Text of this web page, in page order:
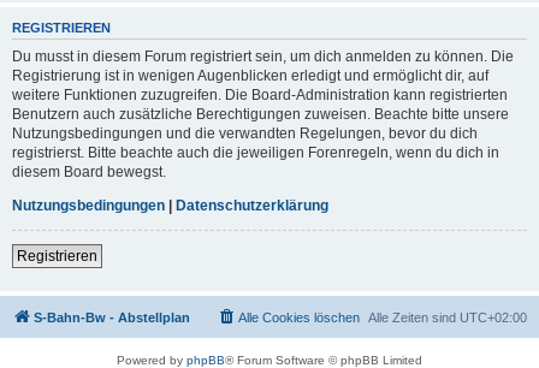
REGISTRIEREN
Du musst in diesem Forum registriert sein, um dich anmelden zu können. Die
Registrierung ist in wenigen Augenblicken erledigt und ermöglicht dir, auf
weitere Funktionen zuzugreifen. Die Board-Administration kann registrierten
Benutzern auch zusätzliche Berechtigungen zuweisen. Beachte bitte unsere
Nutzungsbedingungen und die verwandten Regelungen, bevor du dich
registrierst. Bitte beachte auch die jeweiligen Forenregeln, wenn du dich in
diesem Board bewegst.
Nutzungsbedingungen | Datenschutzerklärung
Registrieren
S-Bahn-Bw - Abstellplan Alle Zeiten sind UTC+02:00
Alle Cookies löschen
Powered by phpBB® Forum Software © phpBB Limited